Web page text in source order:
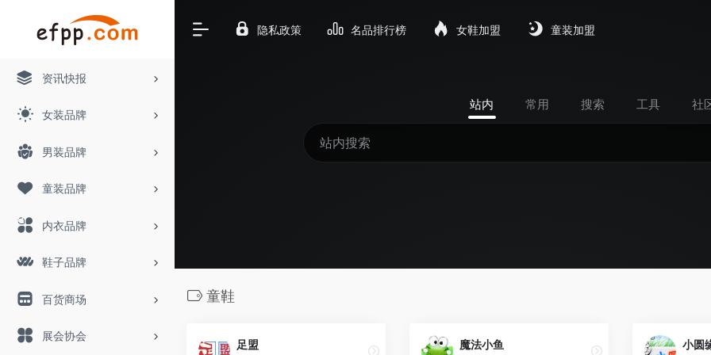
资讯快报
女装品牌
男装品牌
童装品牌
内衣品牌
鞋子品牌
百货商场
展会协会
隐私政策 名品排行榜 女鞋加盟 童装加盟
站内 常用 搜索 工具 社
童鞋
足盟 魔法小鱼 小圆